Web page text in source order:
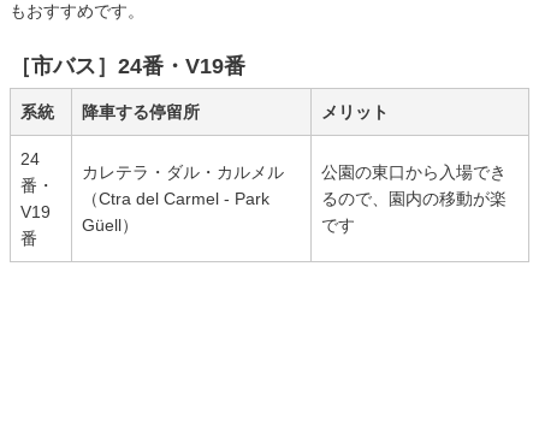
もおすすめです。
［市バス］24番・V19番
系統 降車する停留所 メリット
24
番・
V19
番
カレテラ・ダル・カルメル
（Ctra del Carmel - Park
Güell）
公園の東口から入場でき
るので、園内の移動が楽
です